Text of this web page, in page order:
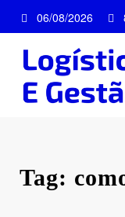
para
conteúdo
06/08/2026
Tag: